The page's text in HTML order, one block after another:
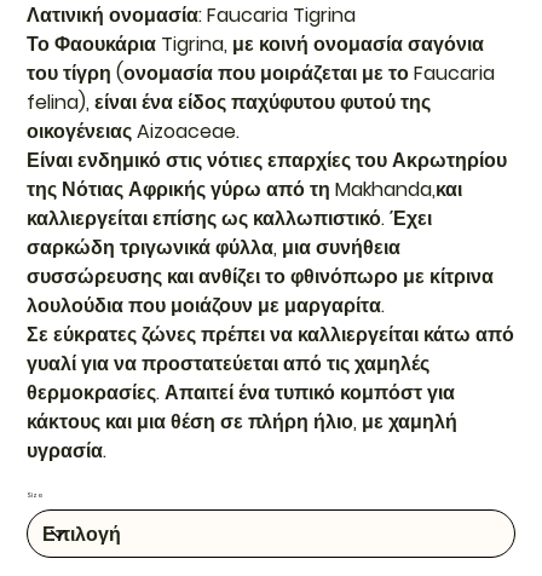
Λατινική ονομασία: Faucaria Tigrina
Το Φαουκάρια Tigrina, με κοινή ονομασία σαγόνια
του τίγρη (ονομασία που μοιράζεται με το Faucaria
felina), είναι ένα είδος παχύφυτου φυτού της
οικογένειας Aizoaceae.
Είναι ενδημικό στις νότιες επαρχίες του Ακρωτηρίου
της Νότιας Αφρικής γύρω από τη Makhanda,και
καλλιεργείται επίσης ως καλλωπιστικό. Έχει
σαρκώδη τριγωνικά φύλλα, μια συνήθεια
συσσώρευσης και ανθίζει το φθινόπωρο με κίτρινα
λουλούδια που μοιάζουν με μαργαρίτα.
Σε εύκρατες ζώνες πρέπει να καλλιεργείται κάτω από
γυαλί για να προστατεύεται από τις χαμηλές
θερμοκρασίες. Απαιτεί ένα τυπικό κομπόστ για
κάκτους και μια θέση σε πλήρη ήλιο, με χαμηλή
υγρασία.
Size